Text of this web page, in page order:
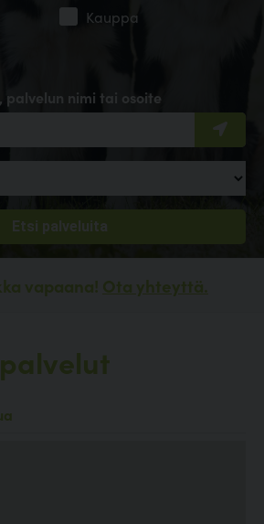
palvelun nimi tai osoite
Kauppa
vapaana! Ota yhteyttä.